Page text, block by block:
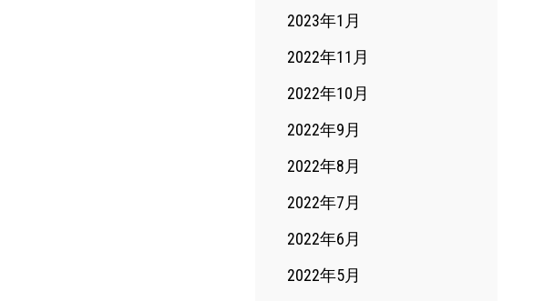
2023年1月
2022年11月
2022年10月
2022年9月
2022年8月
2022年7月
2022年6月
2022年5月